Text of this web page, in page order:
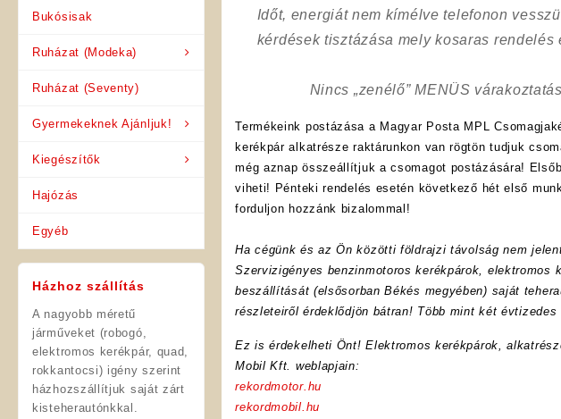
Bukósisak
Ruházat (Modeka)
Ruházat (Seventy)
Gyermekeknek Ajánljuk!
Kiegészítők
Hajózás
Egyéb
Házhoz szállítás
A nagyobb méretű
járműveket (robogó,
elektromos kerékpár, quad,
rokkantocsi) igény szerint
házhozszállítjuk saját zárt
kisteherautónkkal.
Időt, energiát nem kímélvetelefonon
kérdések tisztázása mely kosaras
Nincs „zenélő” MENÜS
Termékeink postázása a Magyar Posta MPL
kerékpár alkatrésze raktárunkon van rögtön tudjuk
még aznap összeállítjuk a csomagot postázására!
viheti! Pénteki rendelés esetén következő hét első
forduljon hozzánk bizalommal!
Ha cégünk és az Ön közötti földrajzi távolság nem
Szervizigényes benzinmotoros kerékpárok,
beszállítását (elsősorban Békés megyében) saját
részleteiről érdeklődjön bátran! Több mint két
Ez is érdekelheti Önt! Elektromos kerékpárok,
Mobil Kft. weblapjain:
rekordmotor.hu
rekordmobil.hu